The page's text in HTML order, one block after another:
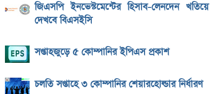
জিএসপি ইনভেস্টমেন্টের হিসাব-লেনদেন খতিয়ে
দেখবে বিএসইসি
সপ্তাহজুড়ে ৫ কোম্পানির ইপিএস প্রকাশ
চলতি সপ্তাহে ৩ কোম্পানির শেয়ারহোল্ডার নির্ধারণ